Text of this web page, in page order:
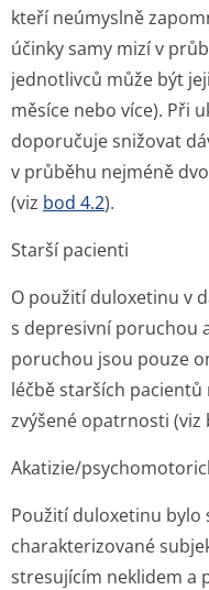
kteří neúmyslně
účinky samy mizí v
jednotlivců může být
měsíce nebo více). Při
doporučuje snižovat
v průběhu nejméně
(viz bod 4.2).
Starší pacienti
O použití duloxetinu v
s depresivní poruchou
poruchou jsou pouze
léčbě starších
zvýšené opatrnosti (viz
Akatizie/
Použití duloxetinu bylo
charakterizované
stresujícím neklidem a